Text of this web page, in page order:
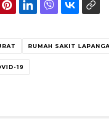
RUMAH SAKIT
19